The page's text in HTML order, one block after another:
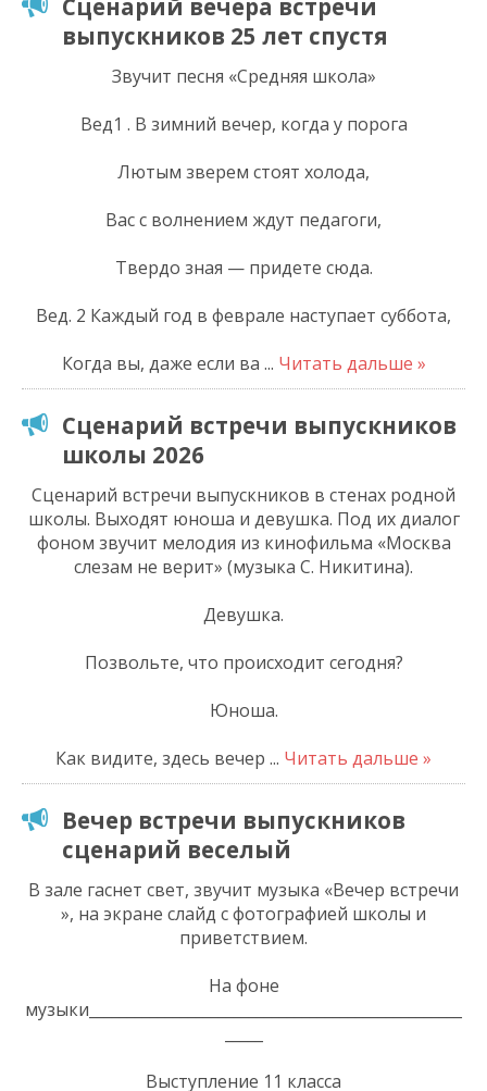
выпускников 25 лет спустя
Звучит песня «Средняя школа»
Вед1 . В зимний вечер, когда у порога
Лютым зверем стоят холода,
Вас с волнением ждут педагоги,
Твердо зная — придете сюда.
Вед. 2 Каждый год в феврале наступает суббота,
Когда вы, даже если ва ... Читать дальше »
Сценарий встречи выпускников
школы 2026
Сценарий встречи выпускников в стенах родной
школы. Выходят юноша и девушка. Под их диалог
фоном звучит мелодия из кинофильма «Москва
слезам не верит» (музыка С. Никитина).
Девушка.
Позвольте, что происходит сегодня?
Юноша.
Как видите, здесь вечер ... Читать дальше »
Вечер встречи выпускников
сценарий веселый
В зале гаснет свет, звучит музыка «Вечер встречи
», на экране слайд с фотографией школы и
приветствием.
На фоне
музыки_________________________________________________
Выступление 11 класса